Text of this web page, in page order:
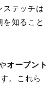
ステッチは
知ること
オープント
。これら